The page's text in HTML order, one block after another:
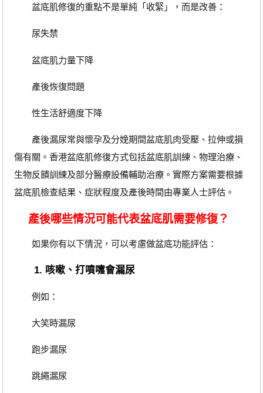
盆底肌修復的重點不是單純「收緊」，而是改善：
尿失禁
盆底肌力量下降
產後恢復問題
性生活舒適度下降
產後漏尿常與懷孕及分娩期間盆底肌肉受壓、拉伸或損
傷有關。香港盆底肌修復方式包括盆底肌訓練、物理治療、
生物反饋訓練及部分醫療設備輔助治療。實際方案需要根據
盆底肌檢查結果、症狀程度及產後時間由專業人士評估。
產後哪些情況可能代表盆底肌需要修復？
如果你有以下情況，可以考慮做盆底功能評估：
1. 咳嗽、打噴嚏會漏尿
例如：
大笑時漏尿
跑步漏尿
跳繩漏尿